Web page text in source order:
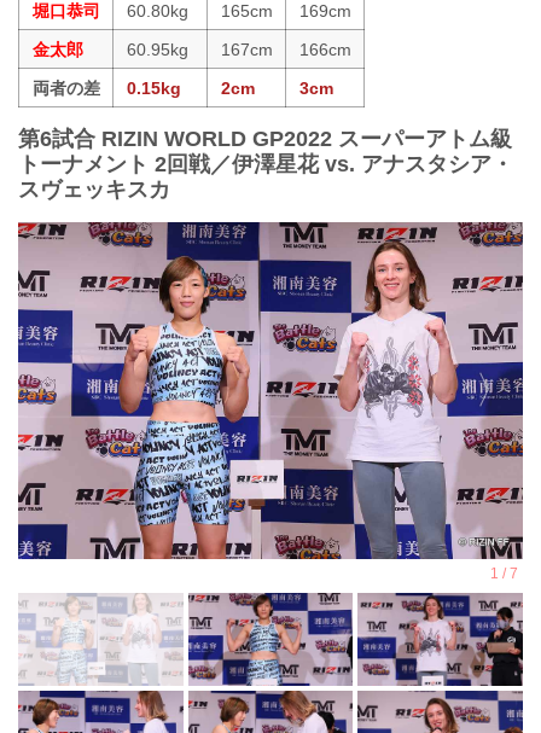
堀口恭司
60.80kg 165cm
169cm
金太郎
60.95kg 167cm
166cm
両者の差
0.15kg 2cm 3cm
第6試合 RIZIN WORLD GP2022 スーパーアトム級
トーナメント 2回戦／伊澤星花 vs. アナスタシア・
スヴェッキスカ